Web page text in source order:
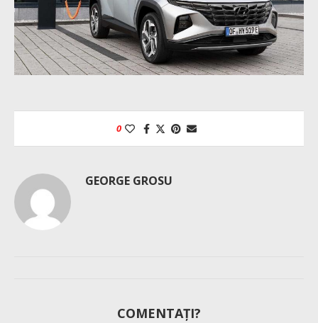
0
GEORGE GROSU
COMENTAȚI?